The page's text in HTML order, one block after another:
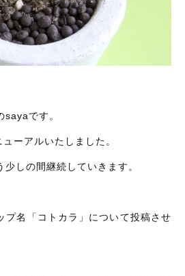
sayaです。
ーアルいたしました。
しの間継続していきます。
プ名「コトカラ」について投稿させ
バッグ
クリーンエネルギー）
トラリー/食器
ン（クリーンエネルギー）
布ナプキン
リーキルト
セール